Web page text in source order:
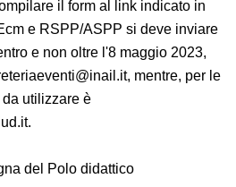
Per le iscrizioni senza
compilare il form al link
Ecm e RSPP/ASPP si
di richiesta, entro e non oltre
Inail
è